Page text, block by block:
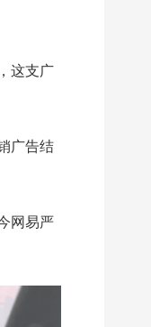
这支广
广告结
网易严